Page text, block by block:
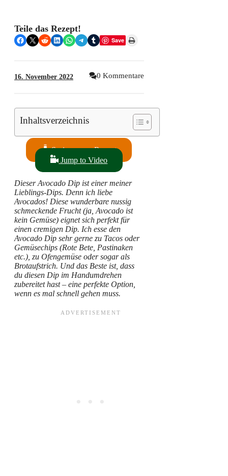
Teile das Rezept!
Share on Facebook
Share on X Share on RedditShare on LinkedIn
Share on WhatsApp
Share on Telegram
Share on TumblrSave Print this Page
16. November 2022 0 Kommentare
Inhaltsverzeichnis
Springe zum Rezept
Jump to Video
Dieser Avocado Dip ist einer meiner
Lieblings-Dips. Denn ich liebe
Avocados! Diese wunderbare nussig
schmeckende Frucht (ja, Avocado ist
kein Gemüse) eignet sich perfekt für
einen cremigen Dip. Ich esse den
Avocado Dip sehr gerne zu Tacos oder
Gemüsechips (Rote Bete, Pastinaken
etc.), zu Ofengemüse oder sogar als
Brotaufstrich. Und das Beste ist, dass
du diesen Dip im Handumdrehen
zubereitet hast – eine perfekte Option,
wenn es mal schnell gehen muss.